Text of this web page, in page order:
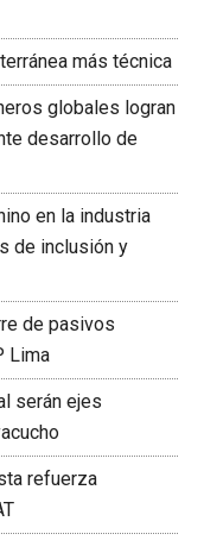
más técnica
globales logran
desarrollo de
en la industria
de inclusión y
de pasivos
Lima
serán ejes
refuerza